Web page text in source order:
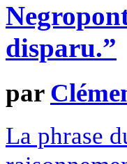
disparu.”
par
La phrase